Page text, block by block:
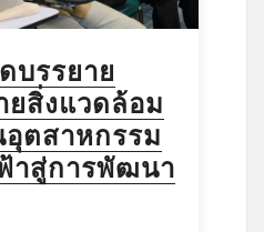
บรรยาย
สิ่งแวดล้อม
ตสาหกรรม
าสู่การพัฒนา